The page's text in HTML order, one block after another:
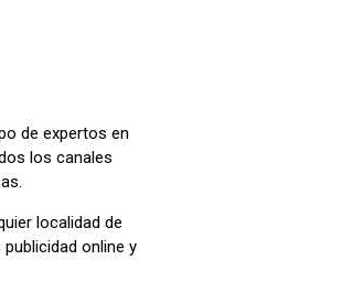
de expertos en
los canales
localidad de
online y